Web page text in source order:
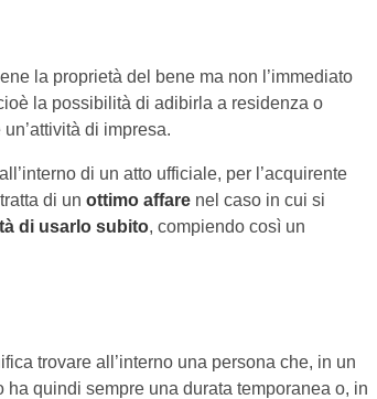
la proprietà del bene ma non l’immediato
la possibilità di adibirla a residenza o
di impresa.
di un atto ufficiale, per l’acquirente
di un ottimo affare nel caso in cui si
di usarlo subito, compiendo così un
trovare all’interno una persona che, in un
ha quindi sempre una durata temporanea o, in